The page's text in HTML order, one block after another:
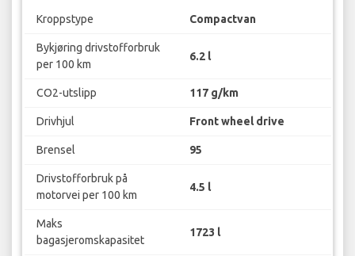
Kroppstype Compactvan
Bykjøring drivstofforbruk
per 100 km
6.2 l
CO2-utslipp 117 g/km
Drivhjul Front wheel drive
Brensel 95
Drivstofforbruk på
motorvei per 100 km
4.5 l
Maks
bagasjeromskapasitet
1723 l